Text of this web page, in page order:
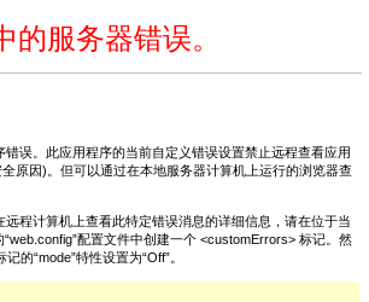
的服务器错误。
错误。此应用程序的当前自定义错误设置禁止远程查看应用
原因)。但可以通过在本地服务器计算机上运行的浏览器查
远程计算机上查看此特定错误消息的详细信息，请在位于当
配置文件中创建一个 <customErrors> 标记。然
的“mode”特性设置为“Off”。